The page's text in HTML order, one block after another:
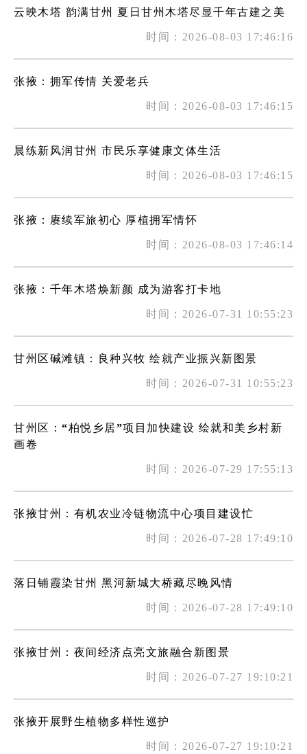
云映木塔 韵满甘州 夏日甘州木塔尽显千年古建之美
时间：2026-08-03 17:46:16
张掖：拥军传情 关爱老兵
时间：2026-08-03 17:46:15
晨练新风润甘州 市民乐享健康文体生活
时间：2026-08-03 17:46:15
张掖：赓续军旅初心 厚植拥军情怀
时间：2026-08-03 17:46:14
张掖：千年木塔焕新颜 成为游客打卡地
时间：2026-07-31 10:55:23
甘州区碱滩镇：良种兴牧 绘就产业振兴新图景
时间：2026-07-31 10:55:23
甘州区：“柏悦乡居”项目加快建设 绘就和美乡村新
画卷
时间：2026-07-29 17:55:13
张掖甘州：有机农业冷链物流中心项目建设忙
时间：2026-07-28 17:49:10
落日铺霞染甘州 黑河新城大桥藏尽晚风情
时间：2026-07-28 17:49:10
张掖甘州：夜间经济点亮文旅融合新图景
时间：2026-07-27 19:10:21
张掖开展野生植物多样性巡护
时间：2026-07-27 19:10:21